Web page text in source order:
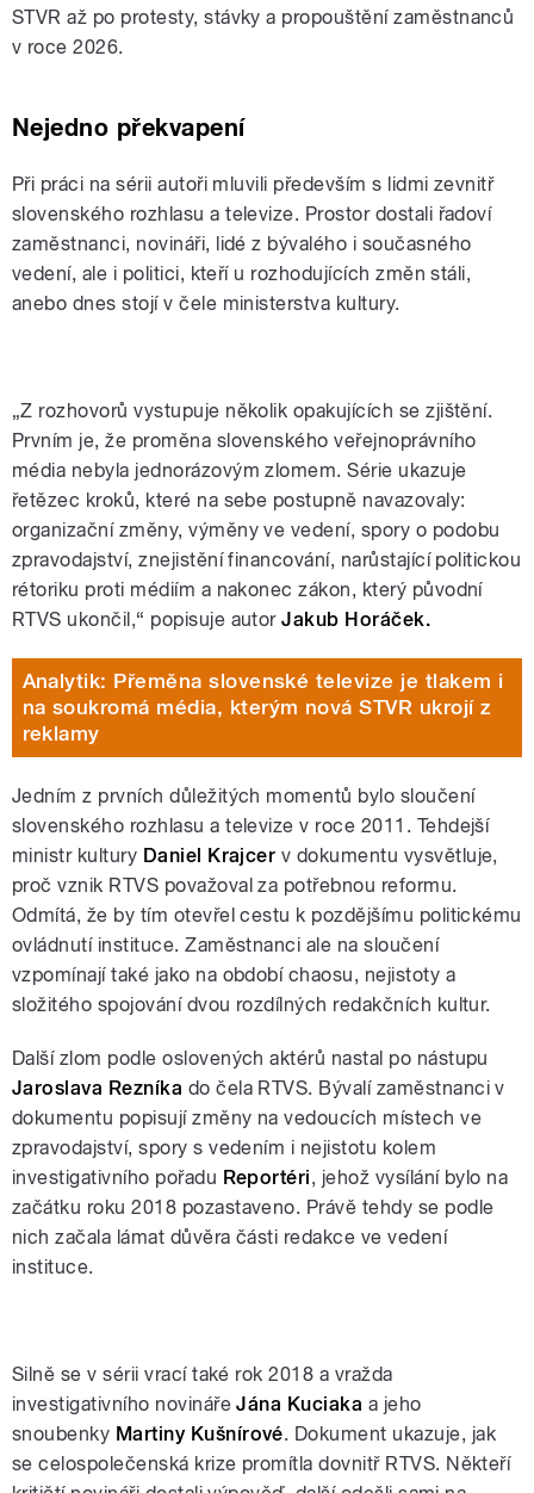
STVR až po protesty, stávky a propouštění zaměstnanců
v roce 2026.
Nejedno překvapení
Při práci na sérii autoři mluvili především s lidmi zevnitř
slovenského rozhlasu a televize. Prostor dostali řadoví
zaměstnanci, novináři, lidé z bývalého i současného
vedení, ale i politici, kteří u rozhodujících změn stáli,
anebo dnes stojí v čele ministerstva kultury.
„Z rozhovorů vystupuje několik opakujících se zjištění.
Prvním je, že proměna slovenského veřejnoprávního
média nebyla jednorázovým zlomem. Série ukazuje
řetězec kroků, které na sebe postupně navazovaly:
organizační změny, výměny ve vedení, spory o podobu
zpravodajství, znejistění financování, narůstající politickou
rétoriku proti médiím a nakonec zákon, který původní
RTVS ukončil,“ popisuje autorJakub Horáček.
Analytik: Přeměna slovenské televize je tlakem i
na soukromá média, kterým nová STVR ukrojí z
reklamy
Jedním z prvních důležitých momentů bylo sloučení
slovenského rozhlasu a televize v roce 2011. Tehdejší
ministr kultury Daniel Krajcer v dokumentu vysvětluje,
proč vznik RTVS považoval za potřebnou reformu.
Odmítá, že by tím otevřel cestu k pozdějšímu politickému
ovládnutí instituce. Zaměstnanci ale na sloučení
vzpomínají také jako na období chaosu, nejistoty a
složitého spojování dvou rozdílných redakčních kultur.
Další zlom podle oslovených aktérů nastal po nástupu
Jaroslava Rezníka do čela RTVS. Bývalí zaměstnanci v
dokumentu popisují změny na vedoucích místech ve
zpravodajství, spory s vedením i nejistotu kolem
investigativního pořadu Reportéri, jehož vysílání bylo na
začátku roku 2018 pozastaveno. Právě tehdy se podle
nich začala lámat důvěra části redakce ve vedení
instituce.
Silně se v sérii vrací také rok 2018 a vražda
investigativního novinářeJána Kuciaka a jeho
snoubenky Martiny Kušnírové. Dokument ukazuje, jak
se celospolečenská krize promítla dovnitř RTVS. Někteří